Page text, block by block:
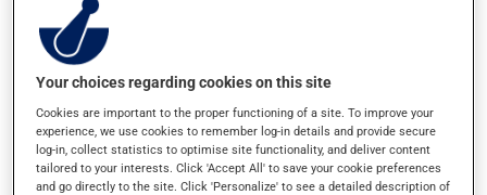
PARTAGER CET ARTICLE
Your choices regarding cookies on this site
Cookies are important to the proper functioning of a site. To improve your
experience, we use cookies to remember log-in details and provide secure
log-in, collect statistics to optimise site functionality, and deliver content
tailored to your interests. Click 'Accept All' to save your cookie preferences
and go directly to the site. Click 'Personalize' to see a detailed description of